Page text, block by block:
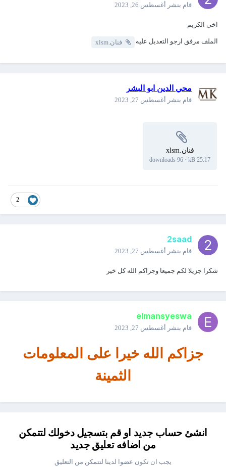
قام بنشر أغسطس 26, 2023
اخي الكريم
الملف مرفق ارجو التعديل عليه فنان.xlsm
محي الدين ابو البشر
قام بنشر أغسطس 27, 2023
فنان.xlsm
25.17 kB
·
96 downloads
2
2saad
قام بنشر أغسطس 27, 2023
شكرا جزيلا لكم جميعا وجزاكم الله كل خير
elmansyeswa
قام بنشر أغسطس 27, 2023
جزاكم الله خيرا على المعلومات
الثمينة
انشئ حساب جديد او قم بتسجيل دخولك لتتمكن
من اضافه تعليق جديد
يجب ان تكون عضوا لدينا لتتمكن من التعليق